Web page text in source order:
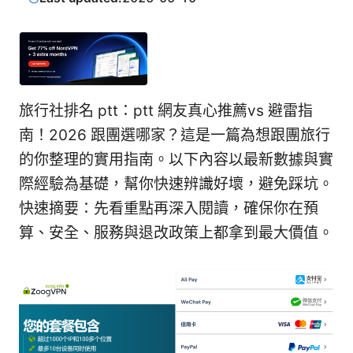
旅行社排名 ptt：ptt 網友真心推薦vs 避雷指
南！2026 跟團選哪家？這是一篇為想跟團旅行
的你整理的實用指南。以下內容以最新數據與實
際經驗為基礎，幫你快速辨識好壞，避免踩坑。
快速摘要：先看重點再深入閱讀，確保你在預
算、安全、服務與退改政策上都拿到最大價值。